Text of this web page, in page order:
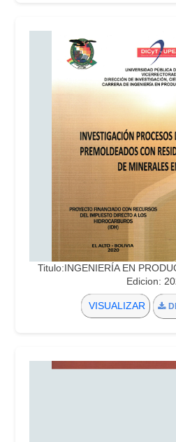
Titulo:INGENIERÍA EN
Edicion:
VISUALIZAR